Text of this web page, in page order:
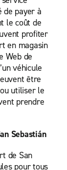
de payer à
le coût de
profiter
en magasin
Web de
véhicule
être
utiliser le
prendre
Sebastián
de San
pour tous